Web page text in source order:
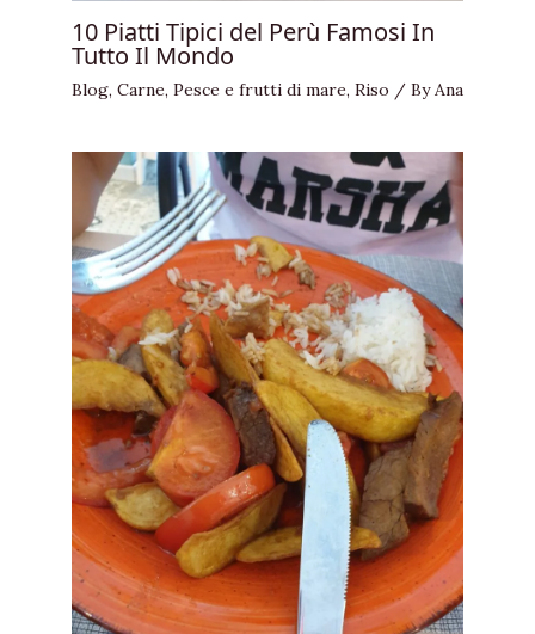
10 Piatti Tipici del Perù Famosi In
Tutto Il Mondo
Blog, Carne, Pesce e frutti di mare, Riso / ByAna